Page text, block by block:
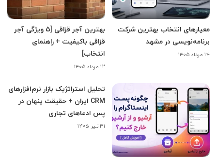
معیارهای انتخاب بهترین شرکت
برنامه‌نویسی در مشهد
۱۴ مرداد ۱۴۰۵
بهترین آجر قزاقی [5 ویژگی آجر
قزاقی باکیفیت + راهنمای
انتخاب]
۱۲ مرداد ۱۴۰۵
تحلیل استراتژیک بازار نرم‌افزارهای
CRM ایران + حقیقت پنهان در
پس ادعاهای تجاری
۳۱ تیر ۱۴۰۵